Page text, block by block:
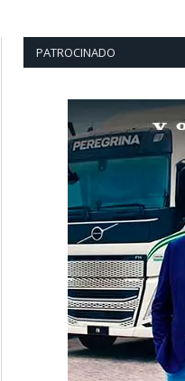
PATROCINADO